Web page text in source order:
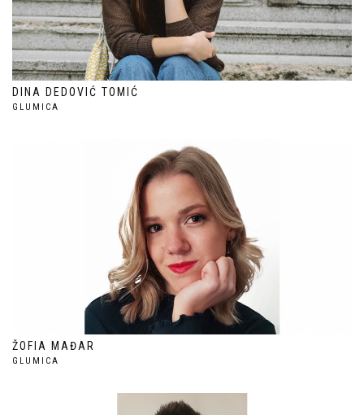
DINA DEDOVIĆ TOMIĆ
GLUMICA
ŽOFIA MAĐAR
GLUMICA